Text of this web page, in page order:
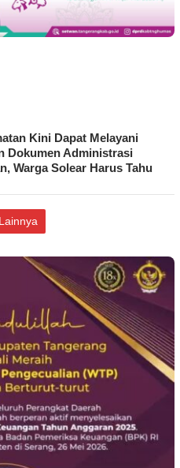
Kini Dapat Melayani
Dokumen Administrasi
Warga Solear Harus Tahu